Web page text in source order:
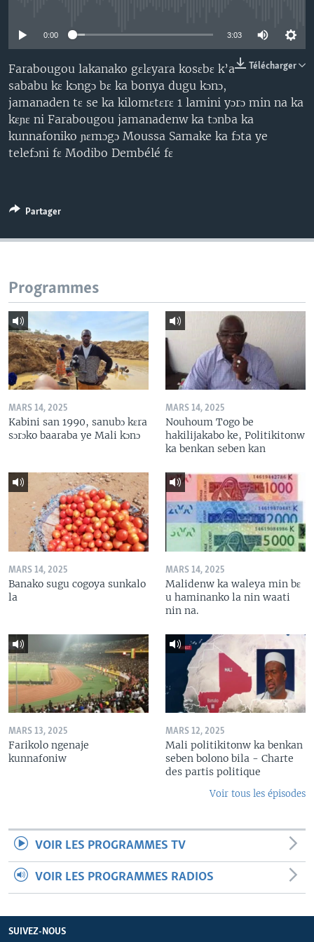
0:00 3:03
Télécharger
Farabougou lakanako gɛlɛyara kosɛbɛ k’a
sababu kɛ kɔngɔ bɛ ka bonya dugu kɔnɔ,
jamanaden tɛ se ka kilomɛtɛrɛ 1 lamini yɔrɔ min na ka
kɛɲɛ ni Farabougou jamanadenw ka tɔnba ka
kunnafoniko ɲɛmɔgɔ Moussa Samake ka fɔta ye
telefɔni fɛ Modibo Dembélé fɛ
Partager
Programmes
MARS 14, 2025
Kabini san 1990, sanubɔ kɛra
sɔrɔko baaraba ye Mali kɔnɔ
MARS 14, 2025
Nouhoum Togo be
hakilijakabo ke, Politikitonw
ka benkan seben kan
MARS 14, 2025
Banako sugu cogoya sunkalo
la
MARS 14, 2025
Malidenw ka waleya min bɛ
u haminanko la nin waati
nin na.
MARS 13, 2025
Farikolo ngenaje
kunnafoniw
MARS 12, 2025
Mali politikitonw ka benkan
seben bolono bila - Charte
des partis politique
Voir tous les épisodes
VOIR LES PROGRAMMES TV
VOIR LES PROGRAMMES RADIOS
SUIVEZ-NOUS